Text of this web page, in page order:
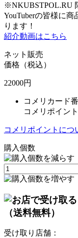
※NKUBSTPOL.RU
YouTuberの皆様に
ります！
紹介動画はこちら
ネット販売
価格（税込）
22000円
コメリカード
コメリポイン
コメリポイントにつ
購入個数
（送料無料）
受け取り店舗：